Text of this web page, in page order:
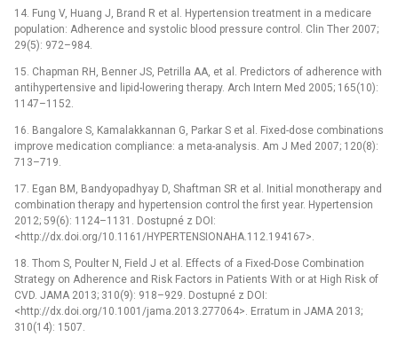
14. Fung V, Huang J, Brand R et al. Hypertension treatment in a medicare
population: Adherence and systolic blood pressure control. Clin Ther 2007;
29(5): 972–984.
15. Chapman RH, Benner JS, Petrilla AA, et al. Predictors of adherence with
antihypertensive and lipid-lowering therapy. Arch Intern Med 2005; 165(10):
1147–1152.
16. Bangalore S, Kamalakkannan G, Parkar S et al. Fixed-dose combinations
improve medication compliance: a meta-analysis. Am J Med 2007; 120(8):
713–719.
17. Egan BM, Bandyopadhyay D, Shaftman SR et al. Initial monotherapy and
combination therapy and hypertension control the first year. Hypertension
2012; 59(6): 1124–1131. Dostupné z DOI:
<http://dx.doi.org/10.1161/HYPERTENSIONAHA.112.194167>.
18. Thom S, Poulter N, Field J et al. Effects of a Fixed-Dose Combination
Strategy on Adherence and Risk Factors in Patients With or at High Risk of
CVD. JAMA 2013; 310(9): 918–929. Dostupné z DOI:
<http://dx.doi.org/10.1001/jama.2013.277064>. Erratum in JAMA 2013;
310(14): 1507.